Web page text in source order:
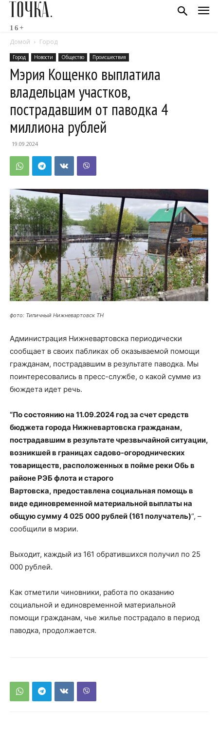
ТОЧКА.
16+
Домой Город
Город Новости Общество Происшествия
Мэрия Кощенко выплатила
владельцам участков,
пострадавшим от паводка 4
миллиона рублей
19.09.2024
фото: Типичный Нижневартовск ТН
Администрация Нижневартовска периодически
сообщает в своих пабликах об оказываемой помощи
гражданам, пострадавшим в результате паводка. Мы
поинтересовались в пресс-службе, о какой сумме из
бюждета идет речь.
“По состоянию на 11.09.2024 год за счет средств
бюджета города Нижневартовска гражданам,
пострадавшим в результате чрезвычайной ситуации,
возникшей в границах садово-огороднических
товариществ, расположенных в пойме реки Обь в
районе РЭБ флота и старого
Вартовска, предоставлена социальная помощь в
виде единовременной материальной выплаты на
общую сумму 4 025 000 рублей (161 получатель)“, –
сообщили в мэрии.
Выходит, каждый из 161 обратившихся получил по 25
000 рублей.
Как отметили чиновники, работа по оказанию
социальной и единовременной материальной
помощи гражданам, чье жилье пострадало в период
паводка, продолжается.